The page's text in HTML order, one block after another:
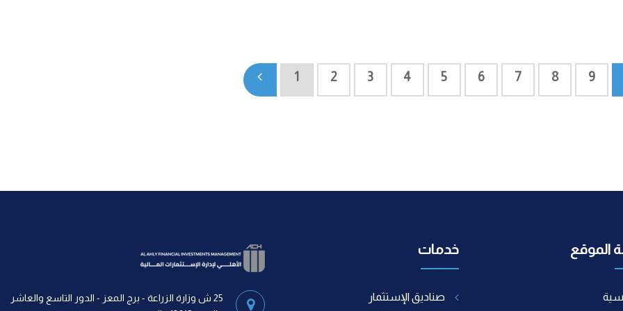
1 2 3 4 5 6 7 8 9
25 ش وزارة الزراعة - برج المعز - الدور التاسع والعاشر
خدمات
صناديق الإستثمار
الموقع